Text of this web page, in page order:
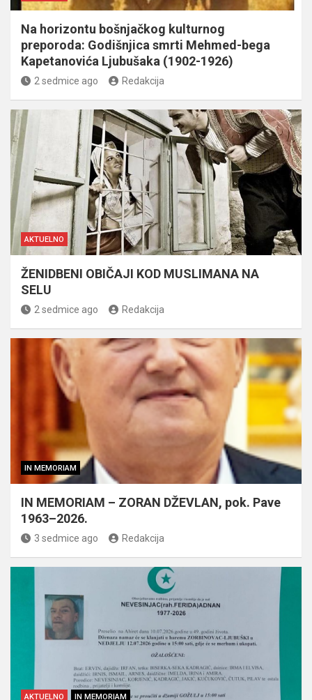
Na horizontu bošnjačkog kulturnog
preporoda: Godišnjica smrti Mehmed-bega
Kapetanovića Ljubušaka (1902-1926)
2 sedmice ago Redakcija
AKTUELNO
ŽENIDBENI OBIČAJI KOD MUSLIMANA NA
SELU
2 sedmice ago Redakcija
IN MEMORIAM
IN MEMORIAM – ZORAN DŽEVLAN, pok. Pave
1963–2026.
3 sedmice ago Redakcija
AKTUELNO IN MEMORIAM